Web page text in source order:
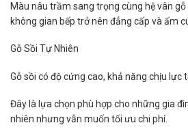
Màu nâu trầm sang trọng cùng hệ vân
không gian bếp trở nên đẳng cấp và ấm
Gỗ Sồi Tự Nhiên
Gỗ sồi có độ cứng cao, khả năng chịu lực
Đây là lựa chọn phù hợp cho những gia
nhiên nhưng vẫn muốn tối ưu chi phí.